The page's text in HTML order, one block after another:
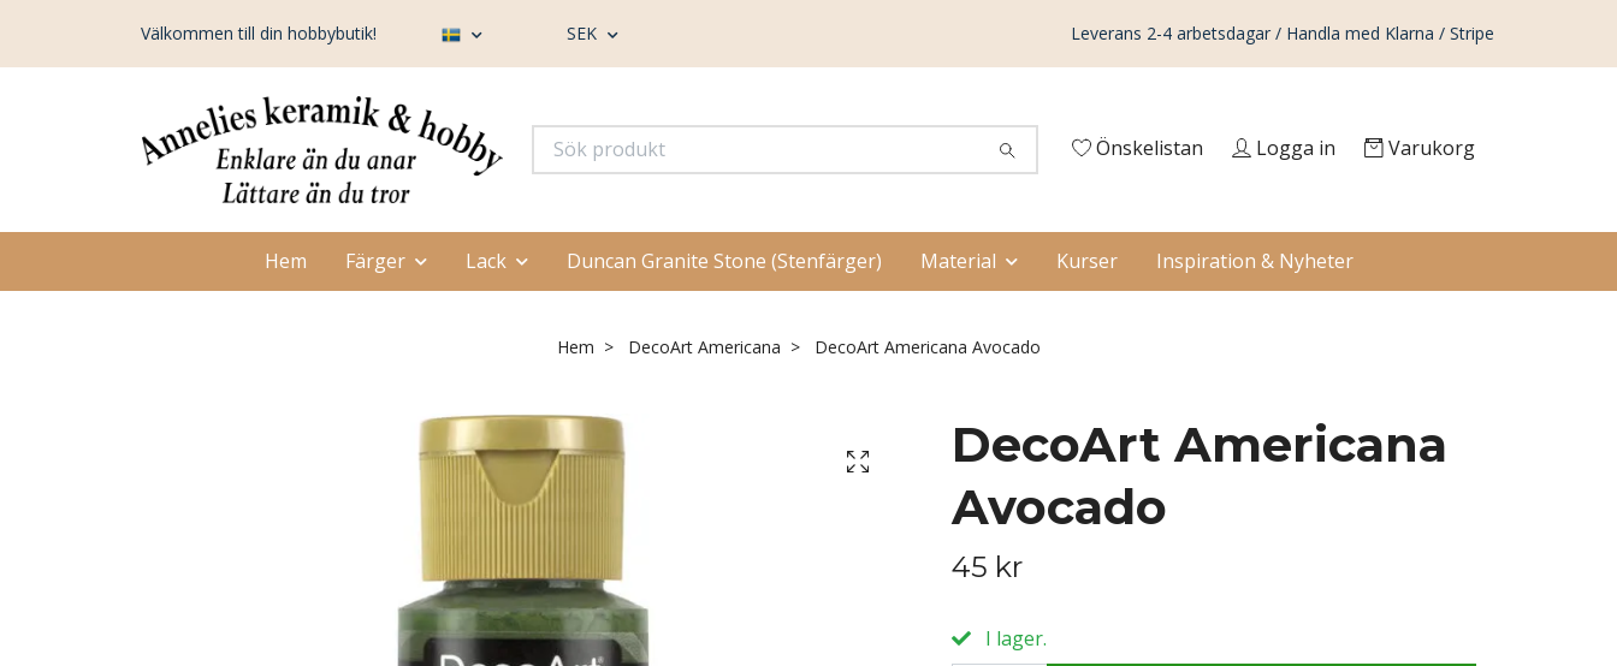
Välkommen till din hobbybutik! SEK Leverans 2-4 arbetsdagar / Handla med Klarna / Stripe
Önskelistan Logga in Varukorg
Hem Färger Lack Duncan Granite Stone (Stenfärger) Material Kurser Inspiration & Nyheter
Hem DecoArt Americana DecoArt Americana Avocado
DecoArt Americana
Avocado
45 kr
I lager.